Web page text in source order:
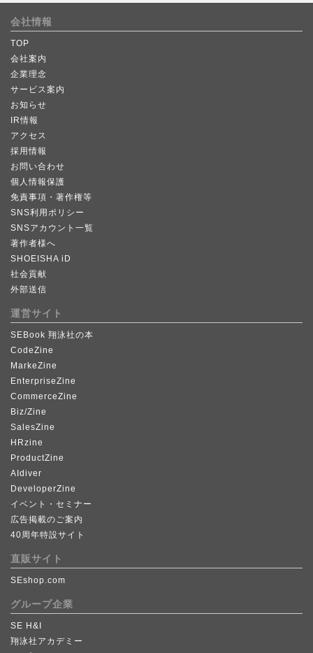
会社情報
TOP
会社案内
企業理念
サービス案内
お知らせ
IR情報
アクセス
採用情報
お問い合わせ
個人情報保護
免責事項・著作権等
SNS利用ポリシー
SNSアカウント一覧
著作者様へ
SHOEISHA iD
社会貢献
外部送信
運営サイト
SEBook 翔泳社の本
CodeZine
MarkeZine
EnterpriseZine
CommerceZine
Biz/Zine
SalesZine
HRzine
ProductZine
AIdiver
DeveloperZine
イベント・セミナー
広告掲載のご案内
40周年特設サイト
直販サイト
SEshop.com
グループ企業
SE H&I
翔泳社アカデミー